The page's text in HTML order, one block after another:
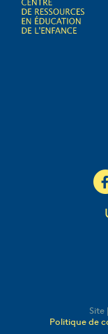
Site
Politique de